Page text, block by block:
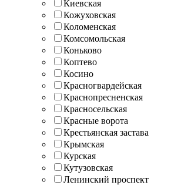
Киевская
Кожуховская
Коломенская
Комсомольская
Коньково
Коптево
Косино
Красногвардейская
Краснопресненская
Красносельская
Красные ворота
Крестьянская застава
Крымская
Курская
Кутузовская
Ленинский проспект